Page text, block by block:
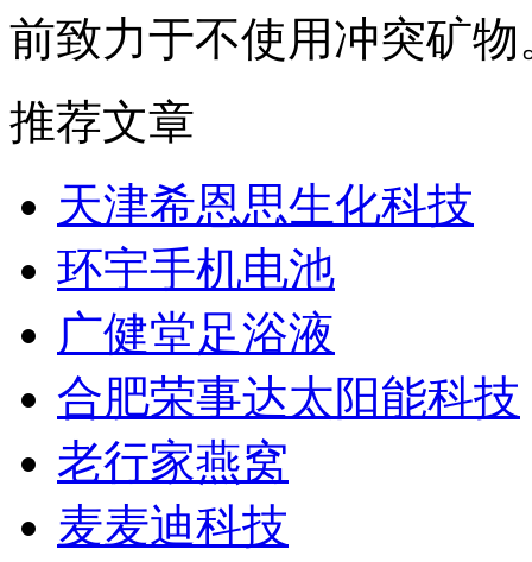
前致力于不使用冲突矿物
推荐文章
天津希恩思生化科技
环宇手机电池
广健堂足浴液
合肥荣事达太阳能科技
老行家燕窝
麦麦迪科技